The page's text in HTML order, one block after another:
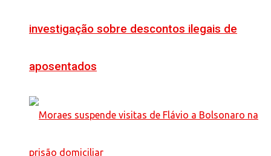
investigação sobre descontos ilegais de
aposentados